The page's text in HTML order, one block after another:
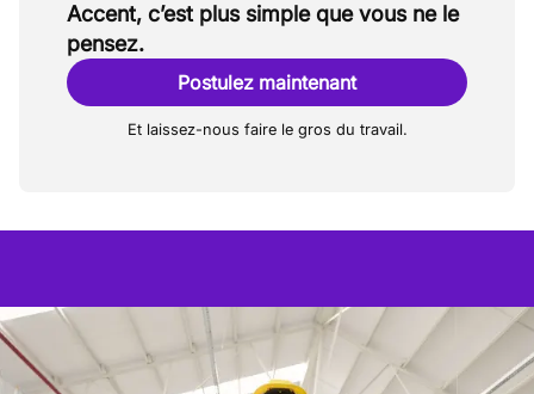
Accent, c’est plus simple que vous ne le
pensez.
Postulez maintenant
Et laissez-nous faire le gros du travail.